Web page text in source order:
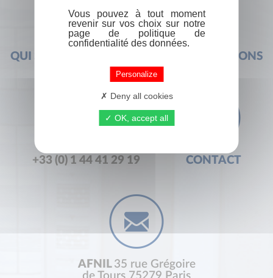
QUI SOMMES-NOUS ? FOIRE AUX QUESTIONS
+33 (0) 1 44 41 29 19 CONTACT
AFNIL 35 rue Grégoire
Vous pouvez à tout moment
revenir sur vos choix sur notre
page de politique de
confidentialité des données.
Personalize
Deny all cookies
OK, accept all